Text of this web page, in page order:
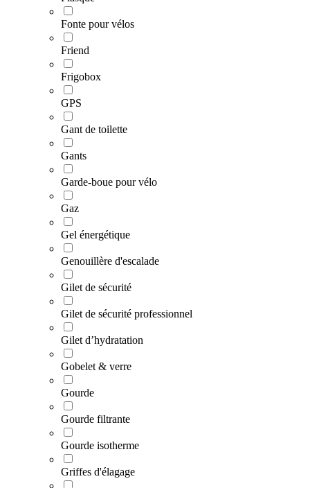
Fonte pour vélos
Friend
Frigobox
GPS
Gant de toilette
Gants
Garde-boue pour vélo
Gaz
Gel énergétique
Genouillère d'escalade
Gilet de sécurité
Gilet de sécurité professionnel
Gilet d’hydratation
Gobelet & verre
Gourde
Gourde filtrante
Gourde isotherme
Griffes d'élagage